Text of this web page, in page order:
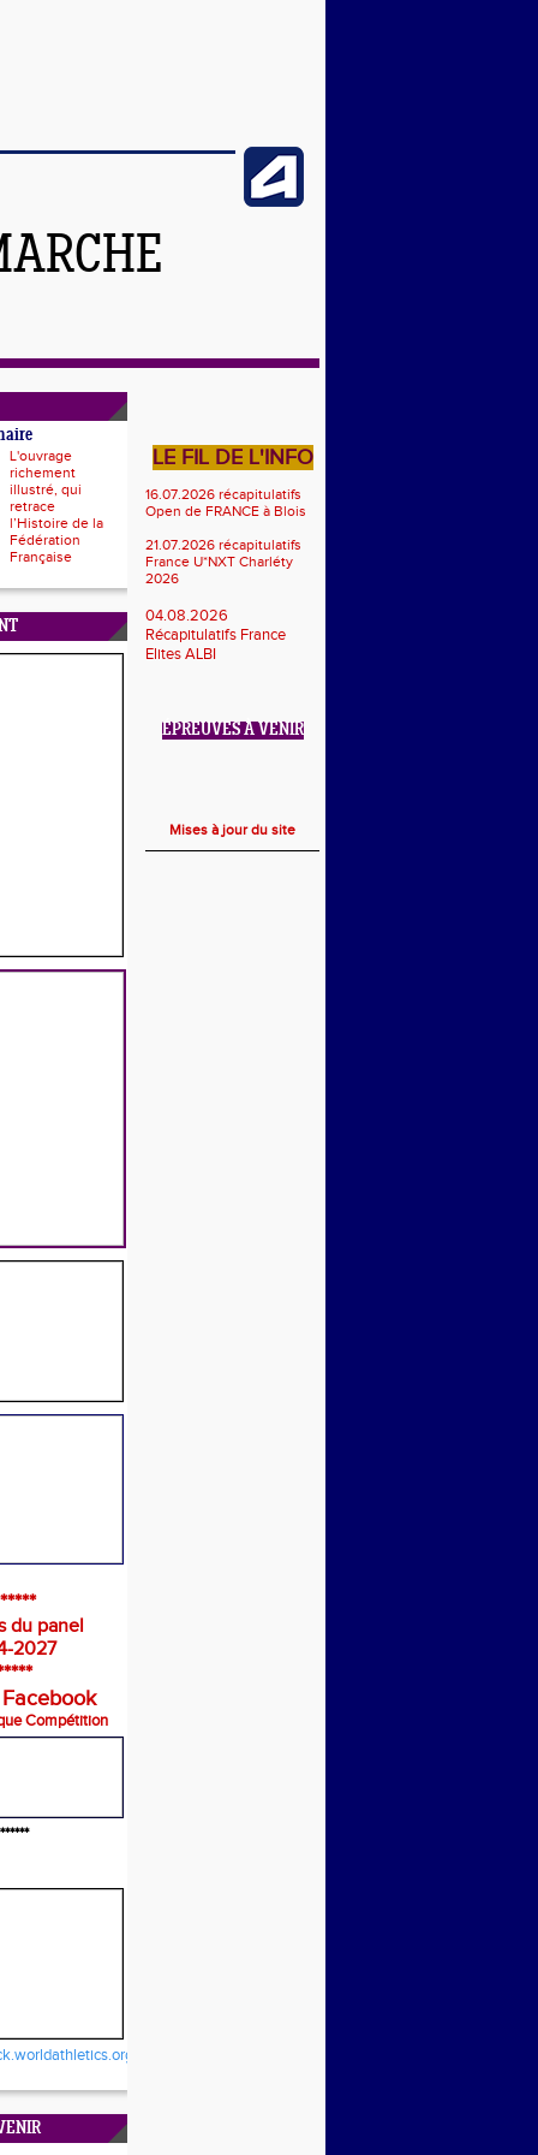
L'ouvrage
richement
illustré, qui
retrace
l’Histoire de la
Fédération
Française
du panel
2027
Compétition
LE FIL DE L'INFO
16.07.2026 récapitulatifs
Open de FRANCE à Blois
21.07.2026 récapitulatifs
France U*NXT Charléty
2026
04.08.2026
Récapitulatifs France
Elites ALBI
ÉPREUVES À VENIR
Mises à jour du site